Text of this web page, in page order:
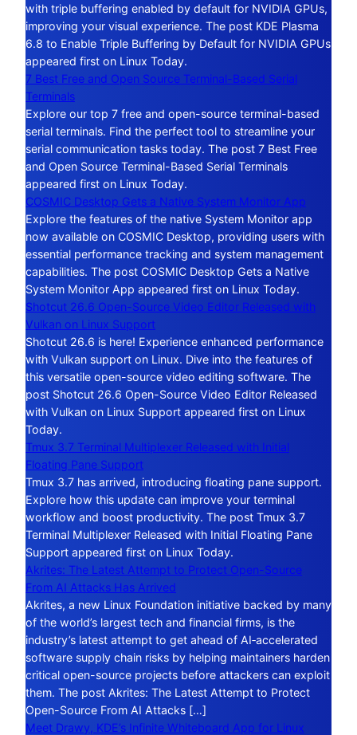
with triple buffering enabled by default for NVIDIA GPUs,
improving your visual experience. The post KDE Plasma
6.8 to Enable Triple Buffering by Default for NVIDIA GPUs
appeared first on Linux Today.
7 Best Free and Open Source Terminal-Based Serial
Terminals
Explore our top 7 free and open-source terminal-based
serial terminals. Find the perfect tool to streamline your
serial communication tasks today. The post 7 Best Free
and Open Source Terminal-Based Serial Terminals
appeared first on Linux Today.
COSMIC Desktop Gets a Native System Monitor App
Explore the features of the native System Monitor app
now available on COSMIC Desktop, providing users with
essential performance tracking and system management
capabilities. The post COSMIC Desktop Gets a Native
System Monitor App appeared first on Linux Today.
Shotcut 26.6 Open-Source Video Editor Released with
Vulkan on Linux Support
Shotcut 26.6 is here! Experience enhanced performance
with Vulkan support on Linux. Dive into the features of
this versatile open-source video editing software. The
post Shotcut 26.6 Open-Source Video Editor Released
with Vulkan on Linux Support appeared first on Linux
Today.
Tmux 3.7 Terminal Multiplexer Released with Initial
Floating Pane Support
Tmux 3.7 has arrived, introducing floating pane support.
Explore how this update can improve your terminal
workflow and boost productivity. The post Tmux 3.7
Terminal Multiplexer Released with Initial Floating Pane
Support appeared first on Linux Today.
Akrites: The Latest Attempt to Protect Open-Source
From AI Attacks Has Arrived
Akrites, a new Linux Foundation initiative backed by many
of the world’s largest tech and financial firms, is the
industry’s latest attempt to get ahead of AI‑accelerated
software supply chain risks by helping maintainers harden
critical open-source projects before attackers can exploit
them. The post Akrites: The Latest Attempt to Protect
Open-Source From AI Attacks […]
Meet Drawy, KDE’s Infinite Whiteboard App for Linux